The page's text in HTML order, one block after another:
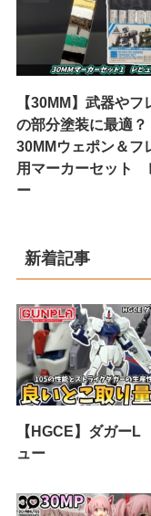
【30MM】武器やフ
の部分塗装に最適？
30MMウェポン＆フ
用マーカーセット
ー
新着記事
【HGCE】ダガー
ュー